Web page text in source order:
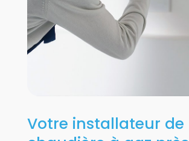
Votre installateur de